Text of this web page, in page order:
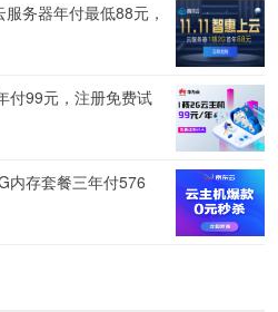
务器年付最低88元，
付99元，注册免费试
内存套餐三年付576